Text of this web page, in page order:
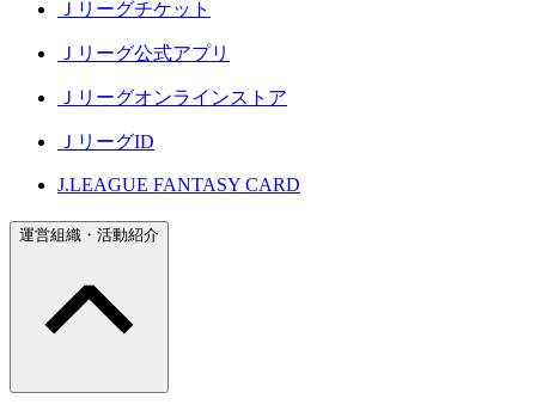
Ｊリーグチケット
Ｊリーグ公式アプリ
Ｊリーグオンラインストア
ＪリーグID
J.LEAGUE FANTASY CARD
運営組織・活動紹介